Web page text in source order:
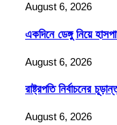
August 6, 2026
একদিনে ডেঙ্গু নিয়ে
August 6, 2026
রাষ্ট্রপতি নির্বাচনের
August 6, 2026